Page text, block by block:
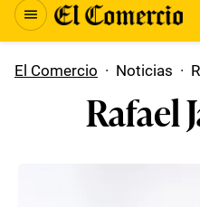
El Comercio · Noticias ·
Rafael